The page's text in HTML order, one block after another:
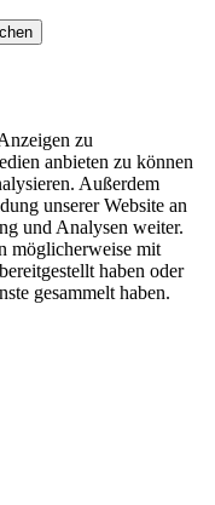
zu
anbieten zu können
Außerdem
unserer Website an
und Analysen weiter.
möglicherweise mit
haben oder
gesammelt haben.